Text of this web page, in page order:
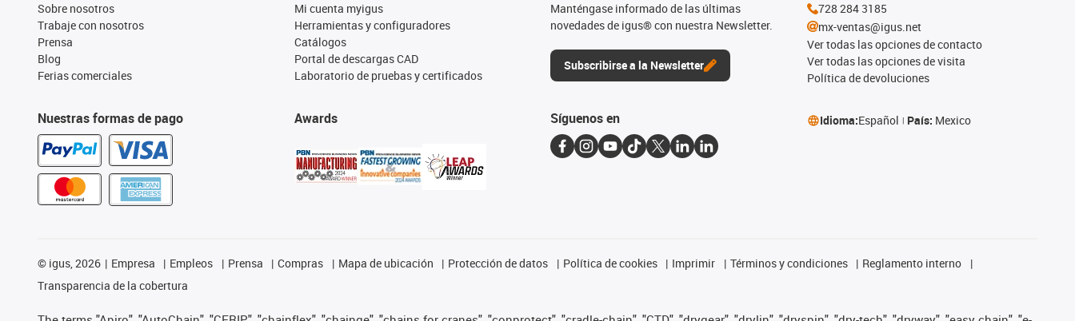
Sobre nosotros
Trabaje con nosotros
Prensa
Blog
Ferias comerciales
Nuestras formas de pago
Mi cuenta myigus
Herramientas y configuradores
Catálogos
Portal de descargas CAD
Laboratorio de pruebas y certificados
Awards
Manténgase informado de las últimas
novedades de igus® con nuestra Newsletter.
Subscribirse a la Newsletter
728 284 3185
mx-ventas@igus.net
Ver todas las opciones de contacto
Ver todas las opciones de visita
Política de devoluciones
Síguenos en Idioma:Español País: Mexico
© igus, 2026 Empresa Empleos Prensa Compras Mapa de ubicación Protección de datos Política de cookies Imprimir Términos y condiciones
Reglamento interno
Transparencia de la cobertura